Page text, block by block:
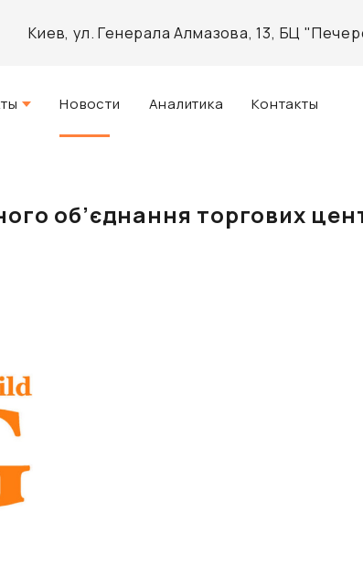
Киев, ул. Генерала Алмазова, 13, БЦ
Новости Аналитика Контакты
об’єднання торгових